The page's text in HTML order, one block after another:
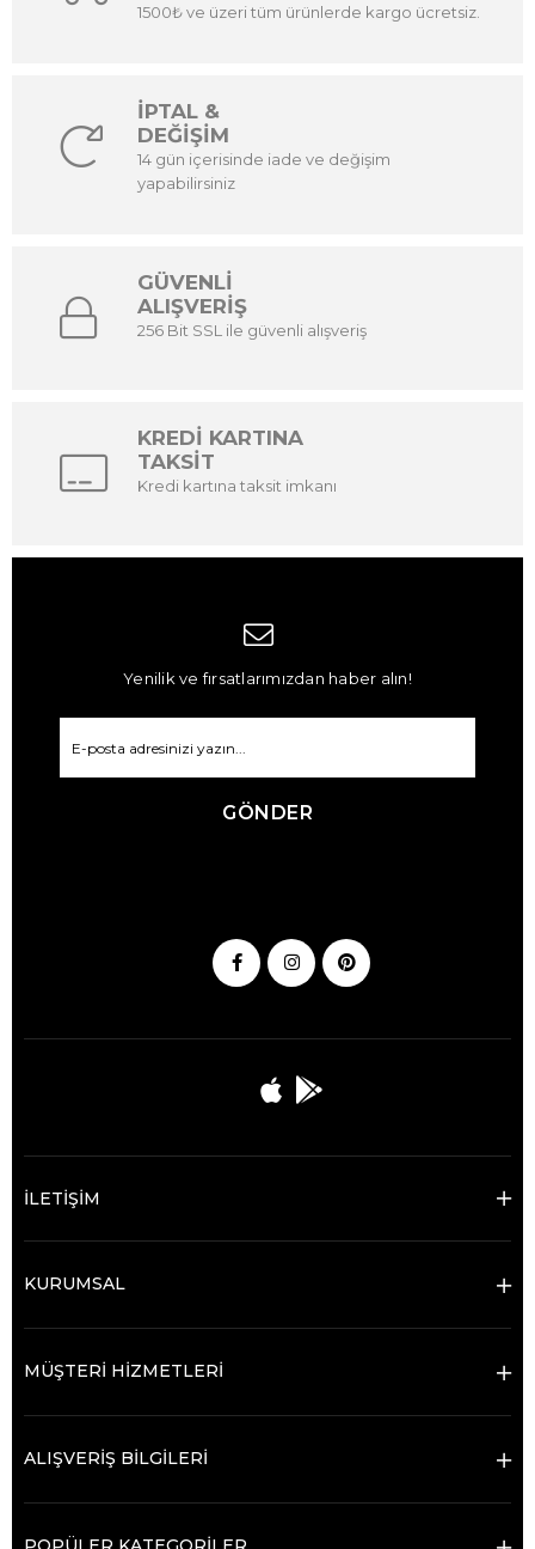
1500₺ ve üzeri tüm ürünlerde kargo ücretsiz.
İPTAL &
DEĞİŞİM
14 gün içerisinde iade ve değişim
yapabilirsiniz
GÜVENLİ
ALIŞVERİŞ
256 Bit SSL ile güvenli alışveriş
KREDİ KARTINA
TAKSİT
Kredi kartına taksit imkanı
Yenilik ve fırsatlarımızdan haber alın!
GÖNDER
İLETİŞİM
KURUMSAL
MÜŞTERİ HİZMETLERİ
ALIŞVERİŞ BİLGİLERİ